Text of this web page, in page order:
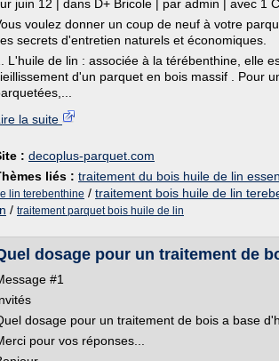
juin 12 | dans D+ Bricole | par admin | avec 1
voulez donner un coup de neuf à votre
secrets d'entretien naturels et économiques.
L'huile de lin : associée à la térébenthine, elle
d'un parquet en bois massif . Pour
la suite
: decoplus-parquet.com
liés : traitement du bois huile de lin
lin terebenthine / traitement bois huile de lin
/ traitement parquet bois huile de lin
dosage pour un traitement de
#1
dosage pour un traitement de bois a base
pour vos réponses...